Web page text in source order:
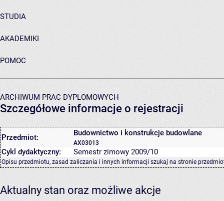
STUDIA
AKADEMIKI
POMOC
ARCHIWUM PRAC DYPLOMOWYCH
Szczegółowe informacje o rejestracji
Przedmiot: Budownictwo i konstrukcje budowlane
AX03013
Cykl dydaktyczny: Semestr zimowy 2009/10
Opisu przedmiotu, zasad zaliczania i innych informacji szukaj na stronie
Aktualny stan oraz możliwe akcje